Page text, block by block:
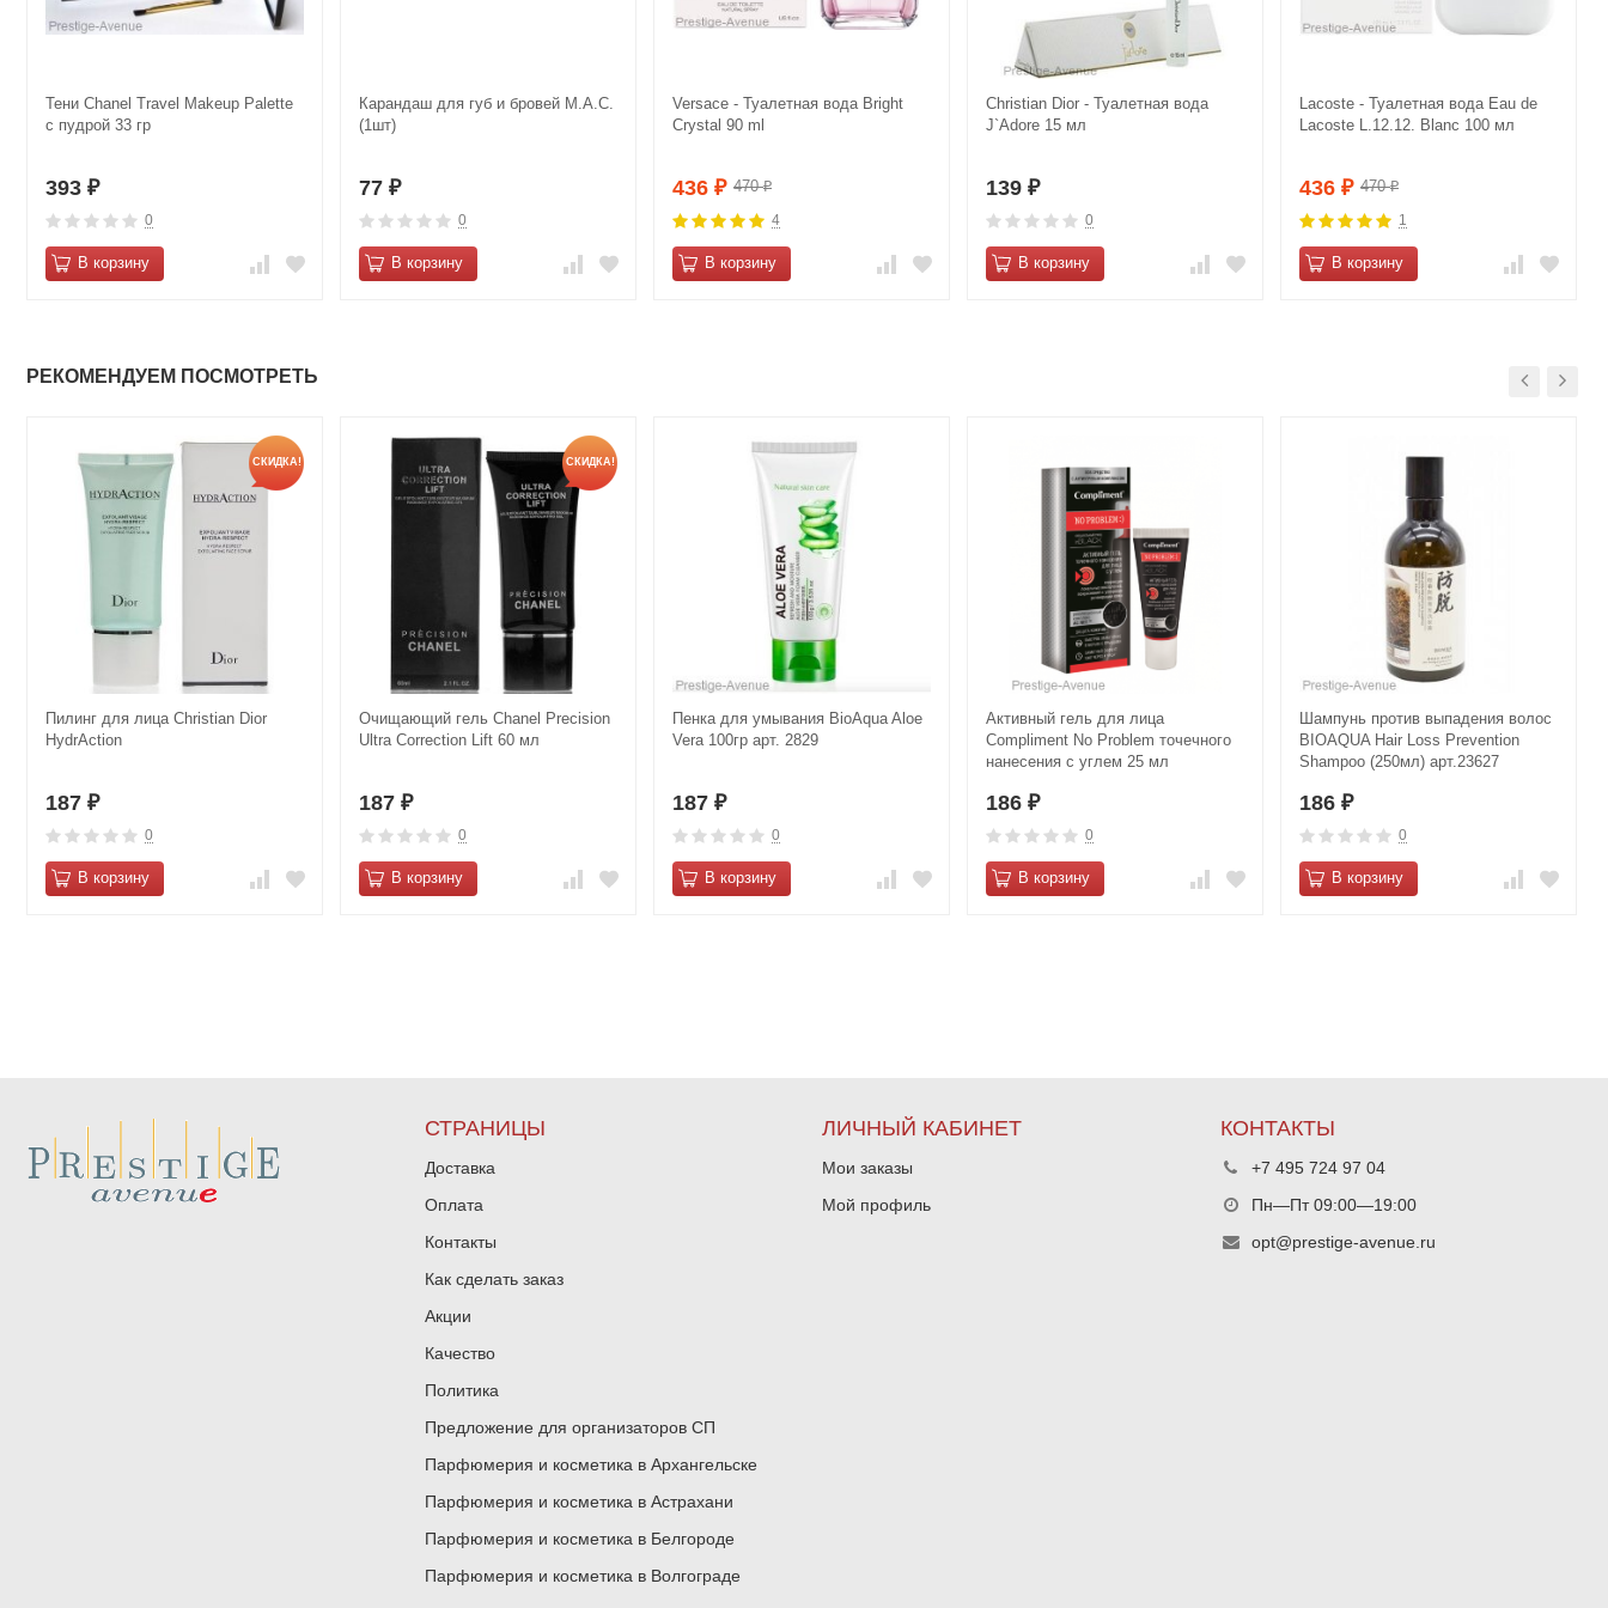
Тени Chanel Travel Makeup Palette
с пудрой 33 гр
393 ₽
0
В корзину
Карандаш для губ и бровей M.А.С.
(1шт)
77 ₽
0
В корзину
Versace - Туалетная вода Bright
Crystal 90 ml
436 ₽ 470₽
4
В корзину
Christian Dior - Туалетная вода
J`Adore 15 мл
139 ₽
0
В корзину
Lacoste - Туалетная вода Eau de
Lacoste L.12.12. Blanc 100 мл
436 ₽ 470₽
1
В корзину
РЕКОМЕНДУЕМ ПОСМОТРЕТЬ
СКИДКА!
Пилинг для лица Christian Dior
HydrAction
187 ₽
0
В корзину
СКИДКА!
Очищающий гель Сhanеl Precision
Ultra Correction Lift 60 мл
187 ₽
0
В корзину
Пенка для умывания BioAqua Aloe
Vera 100гр арт. 2829
187 ₽
0
В корзину
Активный гель для лица
Compliment No Problem точечного
нанесения с углем 25 мл
186 ₽
0
В корзину
Шампунь против выпадения волос
BIOAQUA Hair Loss Prevention
Shampoo (250мл) арт.23627
186 ₽
0
В корзину
СТРАНИЦЫ
Доставка
Оплата
Контакты
Как сделать заказ
Акции
Качество
Политика
Предложение для организаторов СП
Парфюмерия и косметика в Архангельске
Парфюмерия и косметика в Астрахани
Парфюмерия и косметика в Белгороде
Парфюмерия и косметика в Волгограде
ЛИЧНЫЙ КАБИНЕТ
Мои заказы
Мой профиль
КОНТАКТЫ
+7 495 724 97 04
Пн—Пт 09:00—19:00
opt@prestige-avenue.ru